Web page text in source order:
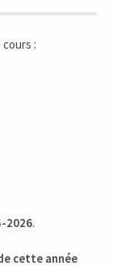
:
2026.
cette année